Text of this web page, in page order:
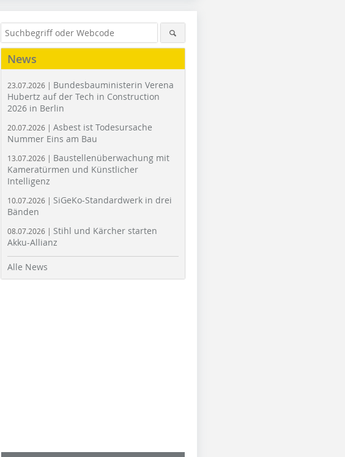
News
23.07.2026 | Bundesbauministerin Verena
Hubertz auf der Tech in Construction
2026 in Berlin
20.07.2026 | Asbest ist Todesursache
Nummer Eins am Bau
13.07.2026 | Baustellenüberwachung mit
Kameratürmen und Künstlicher
Intelligenz
10.07.2026 | SiGeKo-Standardwerk in drei
Bänden
08.07.2026 | Stihl und Kärcher starten
Akku-Allianz
Alle News